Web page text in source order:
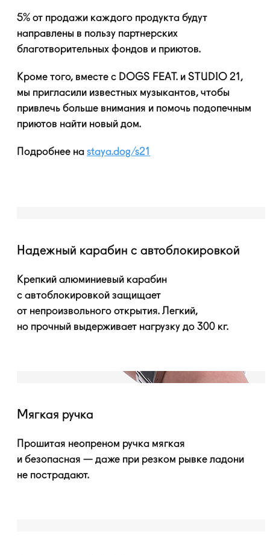
5% от продажи каждого продукта будут
направлены в пользу партнерских
благотворительных фондов и приютов.
Кроме того, вместе с DOGS FEAT. и STUDIO 21,
мы пригласили известных музыкантов, чтобы
привлечь больше внимания и помочь подопечным
приютов найти новый дом.
Подробнее на staya.dog/s21
Надежный карабин с автоблокировкой
Крепкий алюминиевый карабин
с автоблокировкой защищает
от непроизвольного открытия. Легкий,
но прочный выдерживает нагрузку до 300 кг.
Мягкая ручка
Прошитая неопреном ручка мягкая
и безопасная — даже при резком рывке ладони
не пострадают.